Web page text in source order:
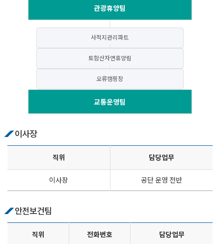
관광휴양팀
사적지관리파트
토함산자연휴양림
오류캠핑장
교통운영팀
이사장
직위 담당업무
이사장 공단 운영 전반
안전보건팀
직위 전화번호 담당업무